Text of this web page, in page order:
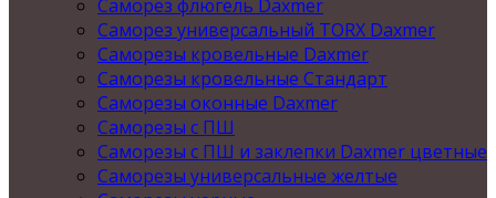
Саморез флюгель Daxmer
Саморез универсальный TORX Daxmer
Саморезы кровельные Daxmer
Саморезы кровельные Стандарт
Саморезы оконные Daxmer
Саморезы с ПШ
Саморезы с ПШ и заклепки Daxmer цветные
Саморезы универсальные желтые